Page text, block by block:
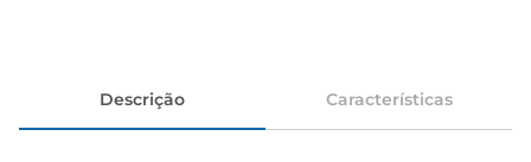
Descrição Características